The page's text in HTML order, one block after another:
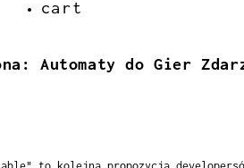
cart
Automaty do Gier